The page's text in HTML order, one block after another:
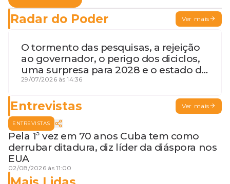
Radar do Poder Ver mais
O tormento das pesquisas, a rejeição
ao governador, o perigo dos diciclos,
uma surpresa para 2028 e o estado de
terceira guerra mundial
29/07/2026 às 14:36
Entrevistas Ver mais
ENTREVISTAS
Pela 1ª vez em 70 anos Cuba tem como
derrubar ditadura, diz líder da diáspora nos
EUA
02/08/2026 às 11:00